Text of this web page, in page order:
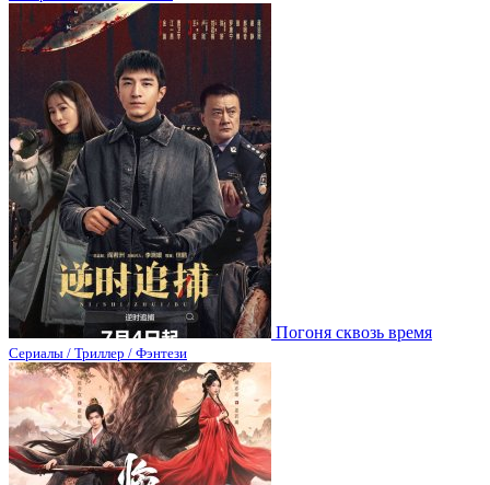
Погоня сквозь время
Сериалы / Триллер / Фэнтези